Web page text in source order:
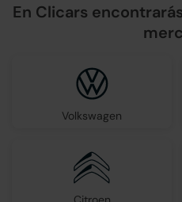
En Clicars
Volkswagen